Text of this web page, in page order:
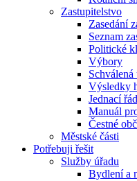
Zastupitelstvo
Zasedání
Seznam
Politické
Výbory
Schválená
Výsledky
Jednací
Manuál
Čestné
Městské části
Potřebuji řešit
Služby úřadu
Bydlení a